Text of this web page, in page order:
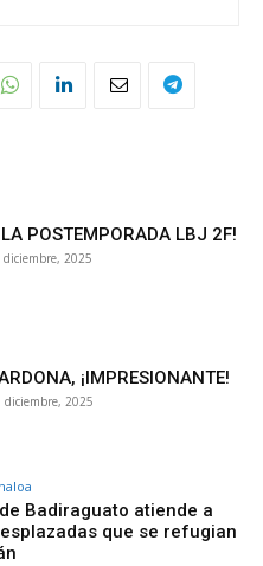
LA POSTEMPORADA LBJ 2F!
diciembre, 2025
¡IMPRESIONANTE!
diciembre, 2025
Badiraguato atiende a
que se refugian